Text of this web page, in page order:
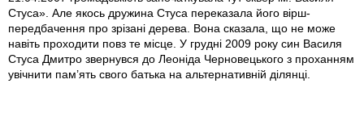
Стуса». Але якось дружина Стуса переказала його вірш-
передбачення про зрізані дерева. Вона сказала, що не може
навіть проходити повз те місце. У грудні 2009 року син Василя
Стуса Дмитро звернувся до Леоніда Черновецького з проханням
увічнити пам’ять свого батька на альтернативній ділянці.